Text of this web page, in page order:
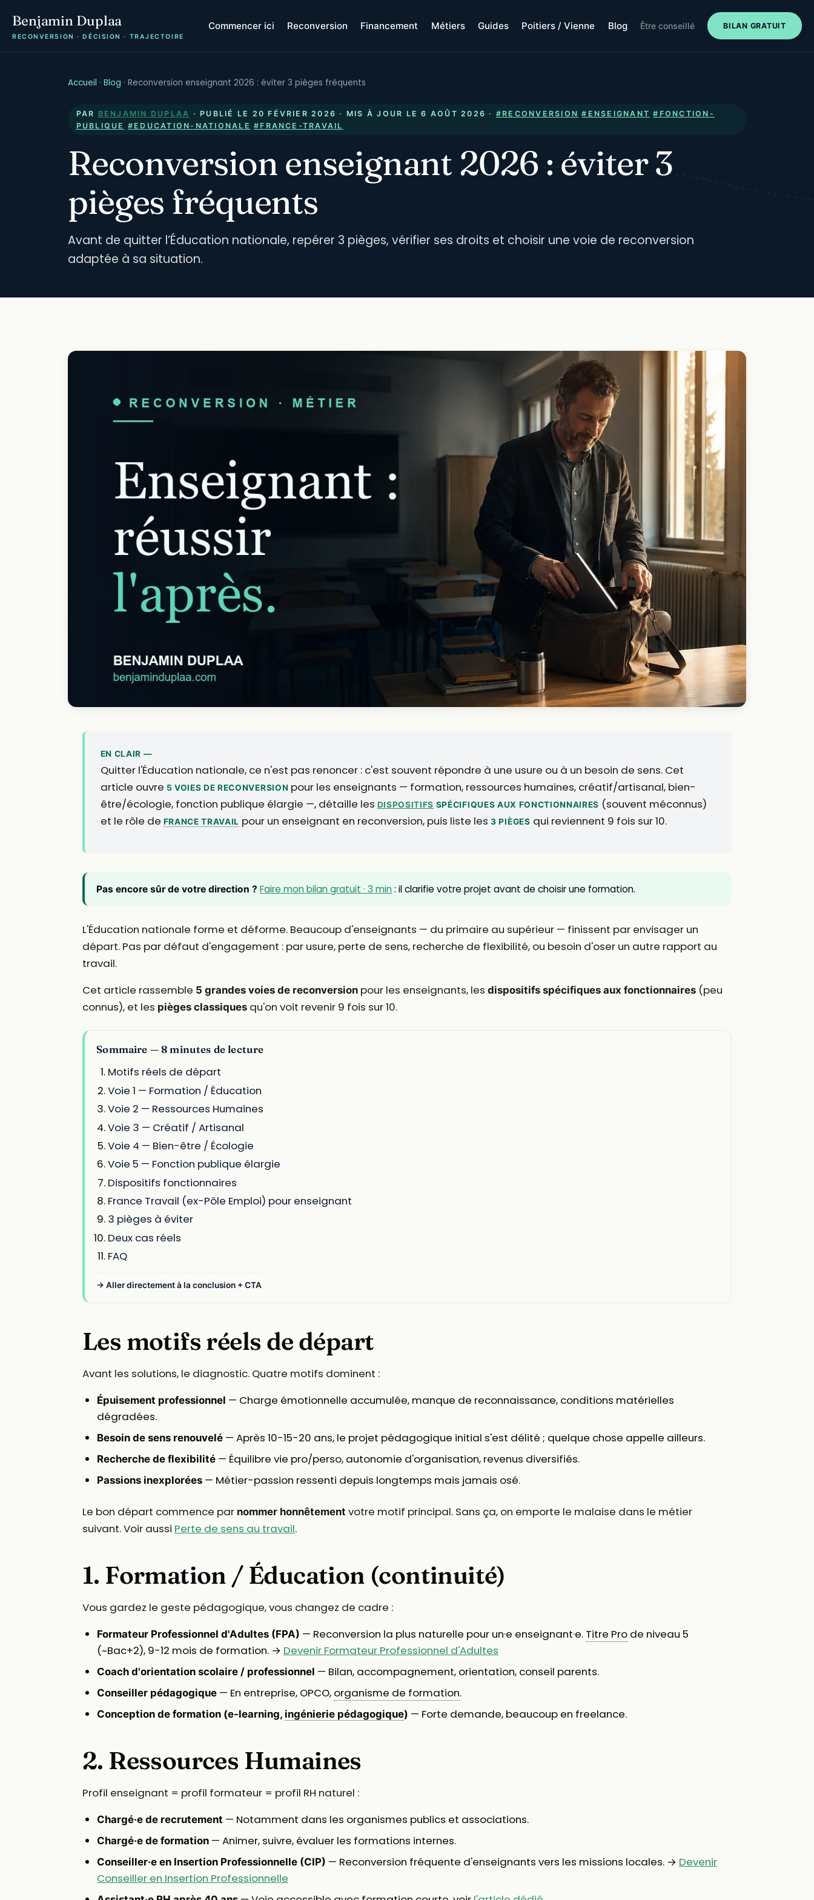
Benjamin Duplaa
RECONVERSION · DÉCISION · TRAJECTOIRE
Commencer ici Reconversion Financement Métiers Guides Poitiers / Vienne Blog Être conseillé BILAN GRATUIT
Accueil · Blog · Reconversion enseignant 2026 : éviter 3 pièges fréquents
PAR BENJAMIN DUPLAA · PUBLIÉ LE 20 FÉVRIER 2026 · MIS À JOUR LE6 AOÛT 2026 · #RECONVERSION #ENSEIGNANT #FONCTION-
PUBLIQUE #EDUCATION-NATIONALE #FRANCE-TRAVAIL
Reconversion enseignant 2026 : éviter 3
pièges fréquents
Avant de quitter l’Éducation nationale, repérer 3 pièges, vérifier ses droits et choisir une voie de reconversion
adaptée à sa situation.
EN CLAIR —
Quitter l'Éducation nationale, ce n'est pas renoncer : c'est souvent répondre à une usure ou à un besoin de sens. Cet
article ouvre 5 VOIES DE RECONVERSION pour les enseignants — formation, ressources humaines, créatif/artisanal, bien-
être/écologie, fonction publique élargie —, détaille les DISPOSITIFS SPÉCIFIQUES AUX FONCTIONNAIRES (souvent méconnus)
et le rôle de FRANCE TRAVAIL pour un enseignant en reconversion, puis liste les3 PIÈGES qui reviennent 9 fois sur 10.
Pas encore sûr de votre direction ? Faire mon bilan gratuit · 3 min: il clarifie votre projet avant de choisir une formation.
L'Éducation nationale forme et déforme. Beaucoup d'enseignants — du primaire au supérieur — finissent par envisager un
départ. Pas par défaut d'engagement : par usure, perte de sens, recherche de flexibilité, ou besoin d'oser un autre rapport au
travail.
Cet article rassemble 5 grandes voies de reconversion pour les enseignants, les dispositifs spécifiques aux fonctionnaires (peu
connus), et les pièges classiques qu'on voit revenir 9 fois sur 10.
Sommaire — 8 minutes de lecture
Motifs réels de départ
Voie 1 — Formation / Éducation
Voie 2 — Ressources Humaines
Voie 3 — Créatif / Artisanal
Voie 4 — Bien-être / Écologie
Voie 5 — Fonction publique élargie
Dispositifs fonctionnaires
France Travail (ex-Pôle Emploi) pour enseignant
3 pièges à éviter
Deux cas réels
FAQ
→ Aller directement à la conclusion + CTA
Les motifs réels de départ
Avant les solutions, le diagnostic. Quatre motifs dominent :
Épuisement professionnel — Charge émotionnelle accumulée, manque de reconnaissance, conditions matérielles
dégradées.
Besoin de sens renouvelé — Après 10-15-20 ans, le projet pédagogique initial s'est délité ; quelque chose appelle ailleurs.
Recherche de flexibilité — Équilibre vie pro/perso, autonomie d'organisation, revenus diversifiés.
Passions inexplorées — Métier-passion ressenti depuis longtemps mais jamais osé.
Le bon départ commence par nommer honnêtement votre motif principal. Sans ça, on emporte le malaise dans le métier
suivant. Voir aussi Perte de sens au travail.
1. Formation / Éducation (continuité)
Vous gardez le geste pédagogique, vous changez de cadre :
Formateur Professionnel d'Adultes (FPA) — Reconversion la plus naturelle pour un·e enseignant·e. Titre Pro de niveau 5
(~Bac+2), 9-12 mois de formation. → Devenir Formateur Professionnel d'Adultes
Coach d'orientation scolaire / professionnel — Bilan, accompagnement, orientation, conseil parents.
Conseiller pédagogique — En entreprise, OPCO, organisme de formation.
Conception de formation (e-learning, ingénierie pédagogique) — Forte demande, beaucoup en freelance.
2. Ressources Humaines
Profil enseignant = profil formateur = profil RH naturel :
Chargé·e de recrutement — Notamment dans les organismes publics et associations.
Chargé·e de formation — Animer, suivre, évaluer les formations internes.
Conseiller·e en Insertion Professionnelle (CIP) — Reconversion fréquente d'enseignants vers les missions locales. → Devenir
Conseiller en Insertion Professionnelle